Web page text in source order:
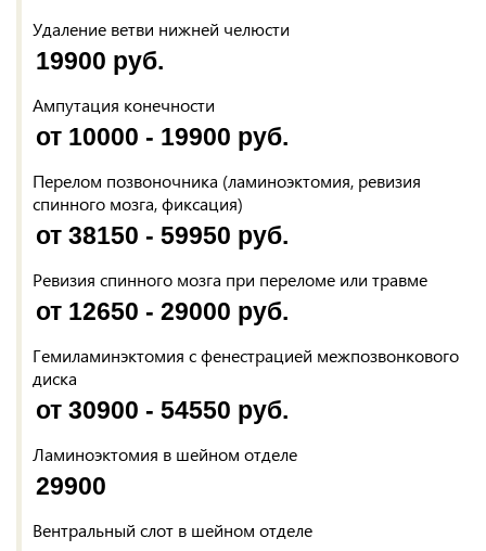
Удаление ветви нижней челюсти
19900 руб.
Ампутация конечности
от 10000 - 19900 руб.
Перелом позвоночника (ламиноэктомия, ревизия
спинного мозга, фиксация)
от 38150 - 59950 руб.
Ревизия спинного мозга при переломе или травме
от 12650 - 29000 руб.
Гемиламинэктомия с фенестрацией межпозвонкового
диска
от 30900 - 54550 руб.
Ламиноэктомия в шейном отделе
29900
Вентральный слот в шейном отделе